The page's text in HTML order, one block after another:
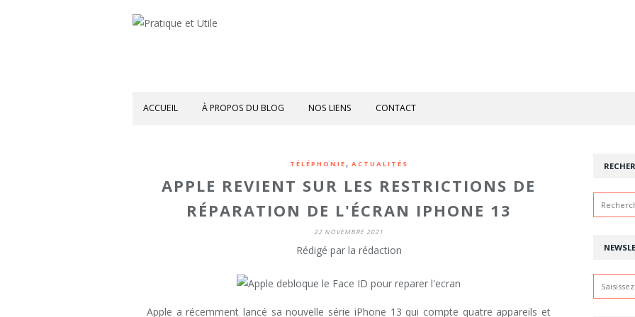
ACCUEIL À PROPOS DU BLOG NOS LIENS CONTACT
TÉLÉPHONIE , ACTUALITÉS
APPLE REVIENT SUR LES RESTRICTIONS DE
RÉPARATION DE L'ÉCRAN IPHONE 13
22 NOVEMBRE 2021
Rédigé par la rédaction
Apple a récemment lancé sa nouvelle série iPhone 13 qui compte quatre appareils et